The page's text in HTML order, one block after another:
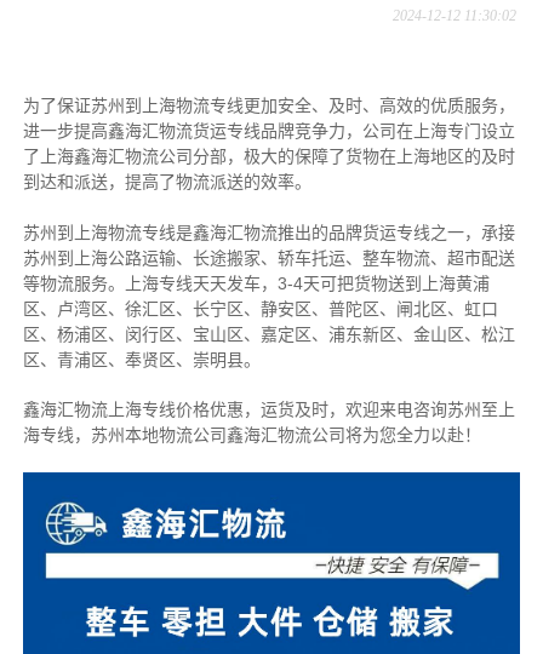
2024-12-12 11:30:02
为了保证苏州到上海物流专线更加安全、及时、高效的优质服务，
进一步提高鑫海汇物流货运专线品牌竞争力，公司在上海专门设立
了上海鑫海汇物流公司分部，极大的保障了货物在上海地区的及时
到达和派送，提高了物流派送的效率。
苏州到上海物流专线是鑫海汇物流推出的品牌货运专线之一， 承接
苏州到上海公路运输、长途搬家、轿车托运、整车物流、超市配送
等物流服务。
上海专线天天发车，3-4天可把货物送到上海黄浦
区、卢湾区、徐汇区、长宁区、静安区、普陀区、闸北区、虹口
区、杨浦区、闵行区、宝山区、嘉定区、浦东新区、金山区、松江
区、青浦区、奉贤区、崇明县。
鑫海汇物流上海专线价格优惠，运货及时，欢迎来电咨询苏州至上
海专线，苏州本地物流公司鑫海汇物流公司将为您全力以赴！